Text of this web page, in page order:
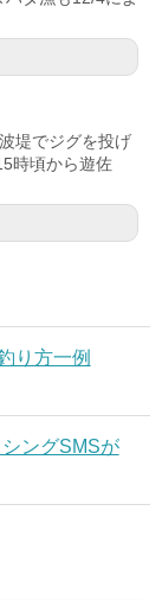
堤でジグを投げ
時頃から遊佐
り方一例
ングSMSが